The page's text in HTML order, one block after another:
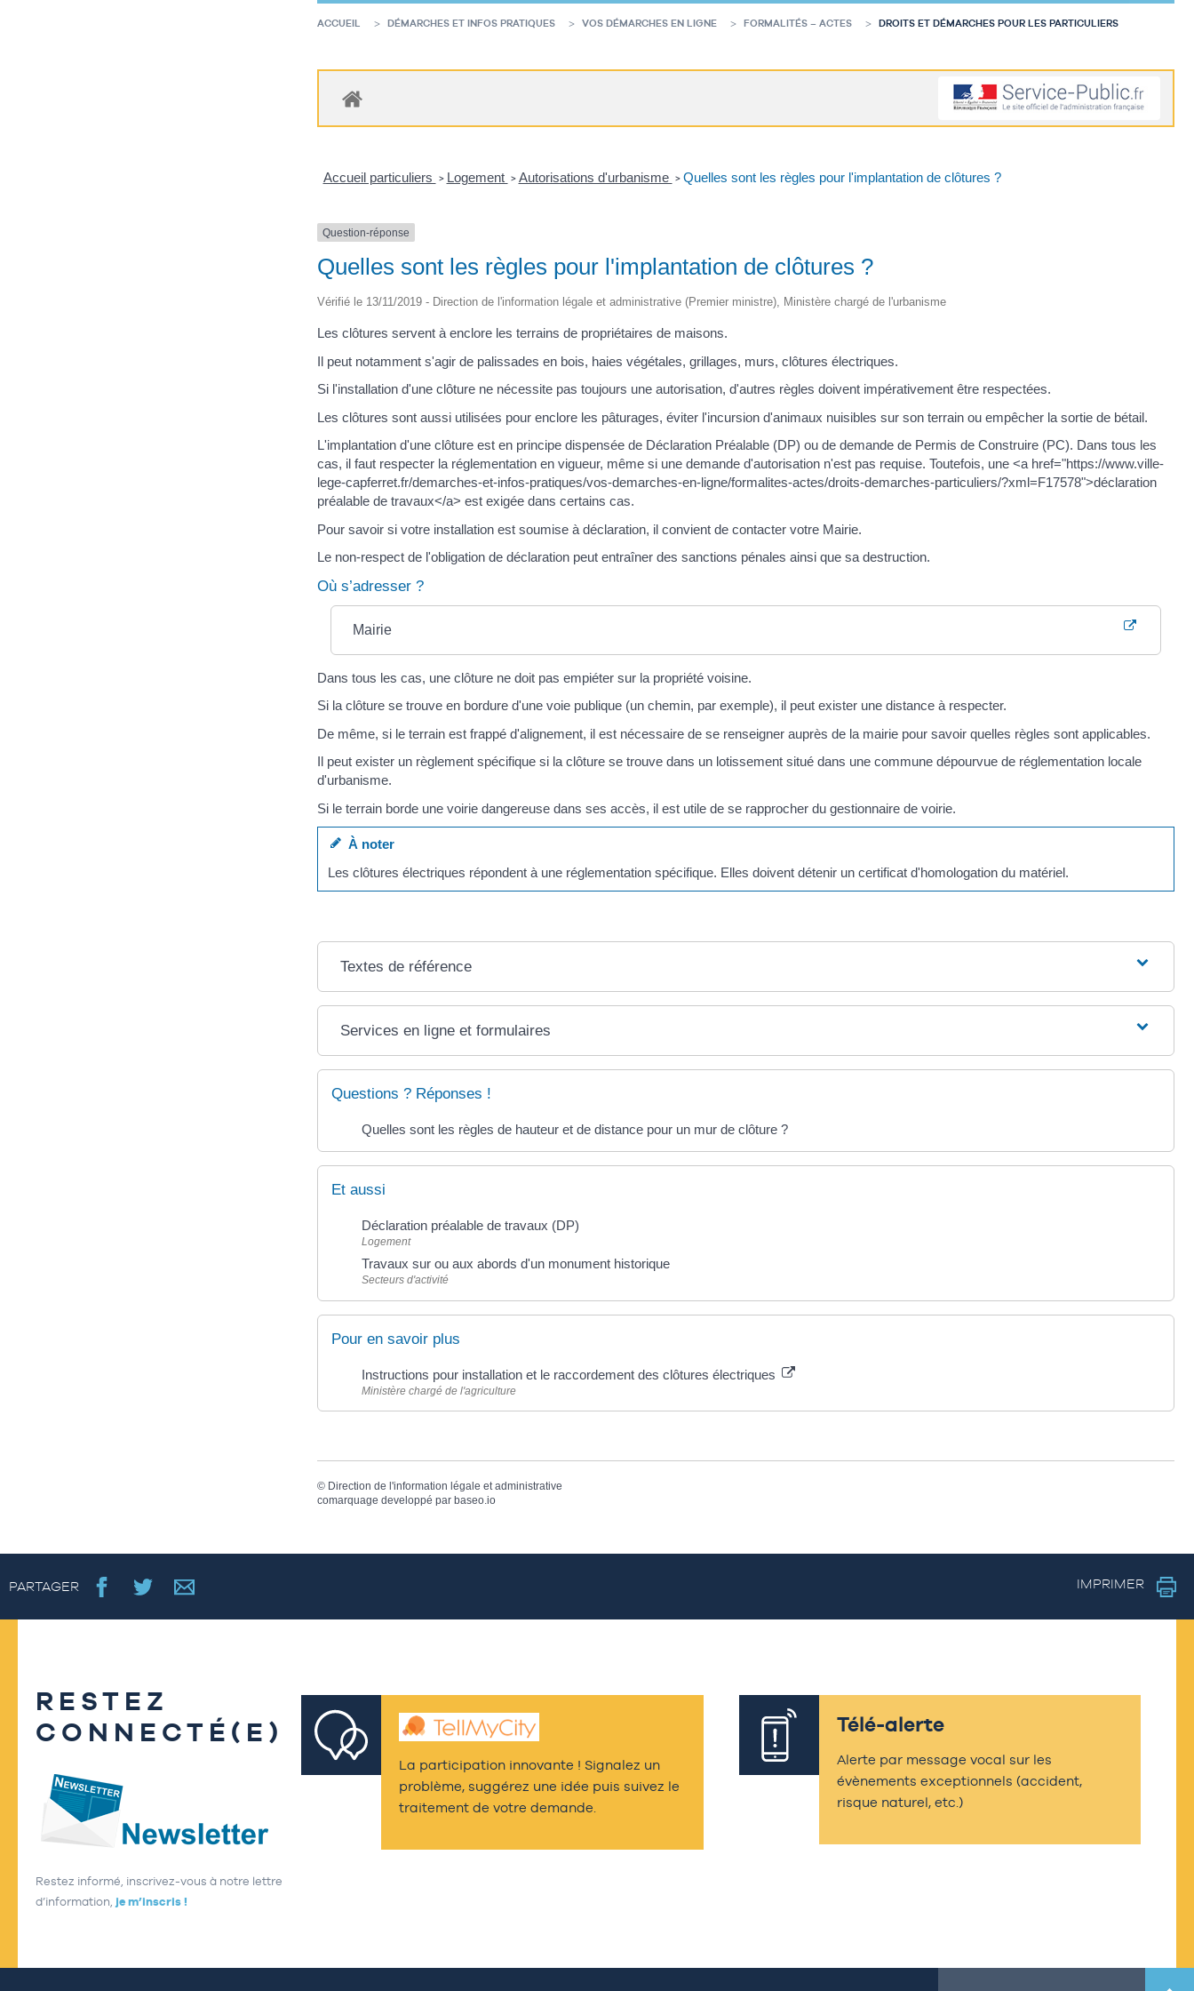
ACCUEIL DÉMARCHES ET INFOS PRATIQUES VOS DÉMARCHES EN LIGNE FORMALITÉS – ACTES DROITS ET DÉMARCHES POUR LES PARTICULIERS
Accueil particuliers > Logement > Autorisations d'urbanisme > Quelles sont les règles pour l'implantation de clôtures ?
Question-réponse
Quelles sont les règles pour l'implantation de clôtures ?
Vérifié le 13/11/2019 - Direction de l'information légale et administrative (Premier ministre), Ministère chargé de l'urbanisme
Les clôtures servent à enclore les terrains de propriétaires de maisons.
Il peut notamment s'agir de palissades en bois, haies végétales, grillages, murs, clôtures électriques.
Si l'installation d'une clôture ne nécessite pas toujours une autorisation, d'autres règles doivent impérativement être respectées.
Les clôtures sont aussi utilisées pour enclore les pâturages, éviter l'incursion d'animaux nuisibles sur son terrain ou empêcher la sortie de bétail.
L'implantation d'une clôture est en principe dispensée de Déclaration Préalable (DP) ou de demande de Permis de Construire (PC). Dans tous les
cas, il faut respecter la réglementation en vigueur, même si une demande d'autorisation n'est pas requise. Toutefois, une <a href="https://www.ville-
lege-capferret.fr/demarches-et-infos-pratiques/vos-demarches-en-ligne/formalites-actes/droits-demarches-particuliers/?xml=F17578">déclaration
préalable de travaux</a> est exigée dans certains cas.
Pour savoir si votre installation est soumise à déclaration, il convient de contacter votre Mairie.
Le non-respect de l'obligation de déclaration peut entraîner des sanctions pénales ainsi que sa destruction.
Où s’adresser ?
Mairie
Dans tous les cas, une clôture ne doit pas empiéter sur la propriété voisine.
Si la clôture se trouve en bordure d'une voie publique (un chemin, par exemple), il peut exister une distance à respecter.
De même, si le terrain est frappé d'alignement, il est nécessaire de se renseigner auprès de la mairie pour savoir quelles règles sont applicables.
Il peut exister un règlement spécifique si la clôture se trouve dans un lotissement situé dans une commune dépourvue de réglementation locale
d'urbanisme.
Si le terrain borde une voirie dangereuse dans ses accès, il est utile de se rapprocher du gestionnaire de voirie.
À noter
Les clôtures électriques répondent à une réglementation spécifique. Elles doivent détenir un certificat d'homologation du matériel.
Textes de référence
Services en ligne et formulaires
Questions ? Réponses !
Quelles sont les règles de hauteur et de distance pour un mur de clôture ?
Et aussi
Déclaration préalable de travaux (DP)
Logement
Travaux sur ou aux abords d'un monument historique
Secteurs d'activité
Pour en savoir plus
Instructions pour installation et le raccordement des clôtures électriques
Ministère chargé de l'agriculture
© Direction de l'information légale et administrative
comarquage developpé par baseo.io
PARTAGER IMPRIMER
RESTEZ
CONNECTÉ(E)
Restez informé, inscrivez-vous à notre lettre
d’information, je m’inscris !
La participation innovante ! Signalez un
problème, suggérez une idée puis suivez le
traitement de votre demande.
Télé-alerte
Alerte par message vocal sur les
évènements exceptionnels (accident,
risque naturel, etc.)